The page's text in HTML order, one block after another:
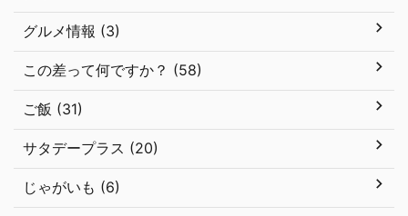
グルメ情報 (3)
この差って何ですか？ (58)
ご飯 (31)
サタデープラス (20)
じゃがいも (6)